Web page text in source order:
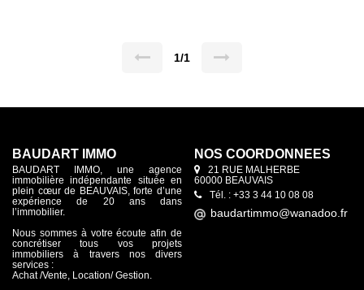
1/1
BAUDART IMMO
BAUDART IMMO, une agence
immobilière indépendante située en
plein cœur de BEAUVAIS, forte d’une
expérience de 20 ans dans
l’immobilier.
Nous sommes à votre écoute afin de
concrétiser tous vos projets
immobiliers à travers nos divers
services :
Achat /Vente, Location/ Gestion.
NOS COORDONNÉES
21 RUE MALHERBE
60000 BEAUVAIS
Tél. : +33 3 44 10 08 08